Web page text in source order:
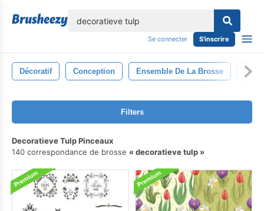
Se connecter S'inscrire
Décoratif Conception Ensemble De La Brosse
Filters
Decoratieve Tulp Pinceaux
140 correspondance de brosse
decoratieve tulp